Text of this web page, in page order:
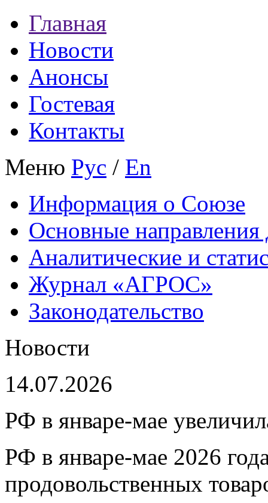
Главная
Новости
Анонсы
Гостевая
Контакты
Меню Рус / En
Информация о Союзе
Основные направления
Аналитические и
Журнал «АГРОС»
Законодательство
Новости
14.07.2026
РФ в январе-мае
РФ в январе-мае 2026
продовольственных